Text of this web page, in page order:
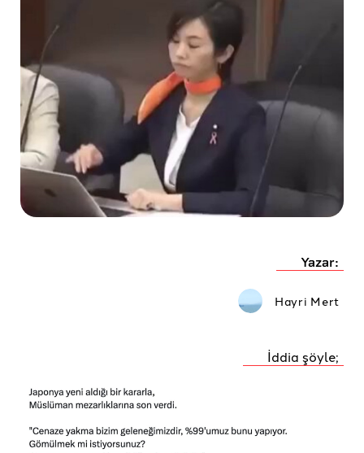
Yazar:
Hayri Mert
İddia şöyle;